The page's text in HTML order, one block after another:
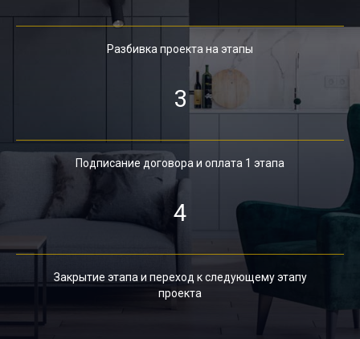
Разбивка проекта на этапы
3
Подписание договора и оплата 1 этапа
4
Закрытие этапа и переход к следующему этапу
проекта